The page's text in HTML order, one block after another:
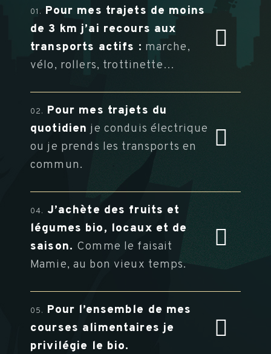
01. Pour mes trajets de moins
de 3 km j’ai recours aux
transports actifs : marche,
vélo, rollers, trottinette…
02. Pour mes trajets du
quotidien je conduis électrique
ou je prends les transports en
commun.
04. J’achète des fruits et
légumes bio, locaux et de
saison. Comme le faisait
Mamie, au bon vieux temps.
05. Pour l’ensemble de mes
courses alimentaires je
privilégie le bio.